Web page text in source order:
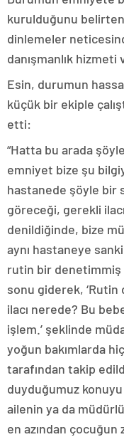
kurulduğunu belirten
dinlemeler
danışmanlık
Esin, durumun
küçük bir ekiple
etti:
“Hatta bu arada
emniyet bize şu
hastanede şöyle bir
göreceği, gerekli
denildiğinde, bize
aynı hastaneye
rutin bir denetimmiş
sonu giderek,
ilacı nerede? Bu
işlem.’ şeklinde
yoğun bakımlarda
tarafından takip
duyduğumuz
ailenin ya da
en azından